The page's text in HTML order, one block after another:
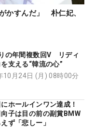
かすんだ」 朴仁妃、
の年間複数回V リディ
支える“韓流の心”
10月24日 (月) 08時00分
にホールインワン達成！
子は目の前の副賞BMW
ず「悲しー」